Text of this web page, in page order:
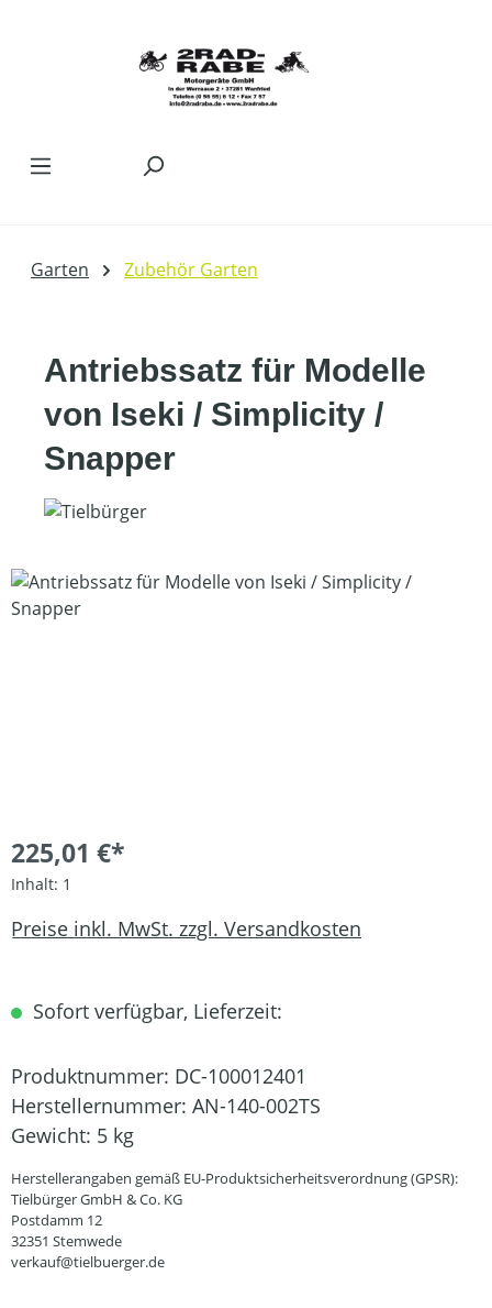
Garten Zubehör Garten
Antriebssatz für Modelle
von Iseki / Simplicity /
Snapper
Bildergalerie überspringen
225,01 €*
Inhalt: 1
Preise inkl. MwSt. zzgl. Versandkosten
Sofort verfügbar, Lieferzeit:
Produktnummer: DC-100012401
Herstellernummer: AN-140-002TS
Gewicht: 5 kg
Herstellerangaben gemäß EU-Produktsicherheitsverordnung (GPSR):
Tielbürger GmbH & Co. KG
Postdamm 12
32351 Stemwede
verkauf@tielbuerger.de